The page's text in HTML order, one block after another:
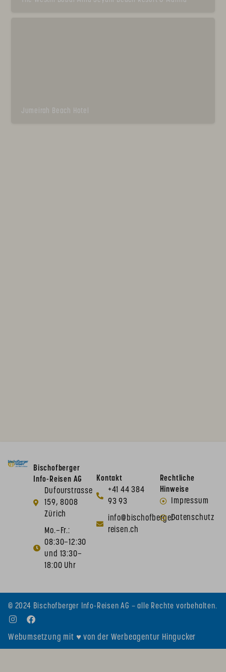
Jumeirah Beach Hotel
Bischofberger
Info-Reisen AG
Dufourstrasse
159, 8008
Zürich
Mo.–Fr.:
08:30–12:30
und 13:30–
18:00 Uhr
Kontakt
+41 44 384
93 93
info@bischofberger-
reisen.ch
Rechtliche
Hinweise
Impressum
Datenschutz
© 2024 Bischofberger Info-Reisen AG – alle Rechte vorbehalten.
Webumsetzung mit ♥ von der Werbeagentur Hingucker